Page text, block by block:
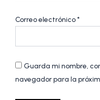
Correo electrónico*
Guarda mi nombre,
navegador para la